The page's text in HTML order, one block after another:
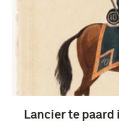
Prenten en
Geheugen van
Lancier te paard